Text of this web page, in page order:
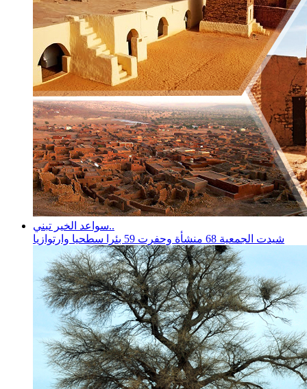
سواعد الخير تبني..
شيدت الجمعية 68 منشأة وحفرت 59 بئرا سطحيا وارتوازيا